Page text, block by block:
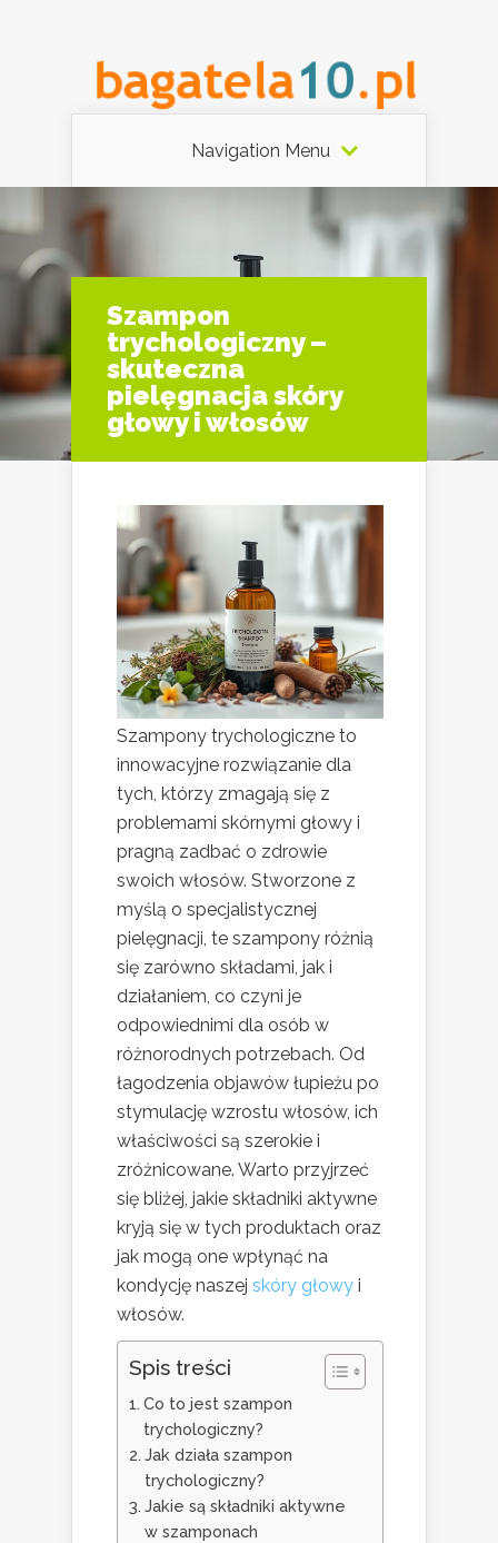
Navigation Menu
Szampon
trychologiczny –
skuteczna
pielęgnacja skóry
głowy i włosów
Szampony trychologiczne to
innowacyjne rozwiązanie dla
tych, którzy zmagają się z
problemami skórnymi głowy i
pragną zadbać o zdrowie
swoich włosów. Stworzone z
myślą o specjalistycznej
pielęgnacji, te szampony różnią
się zarówno składami, jak i
działaniem, co czyni je
odpowiednimi dla osób w
różnorodnych potrzebach. Od
łagodzenia objawów łupieżu po
stymulację wzrostu włosów, ich
właściwości są szerokie i
zróżnicowane. Warto przyjrzeć
się bliżej, jakie składniki aktywne
kryją się w tych produktach oraz
jak mogą one wpłynąć na
kondycję naszej skóry głowy i
włosów.
Spis treści
Co to jest szampon
trychologiczny?
Jak działa szampon
trychologiczny?
Jakie są składniki aktywne
w szamponach